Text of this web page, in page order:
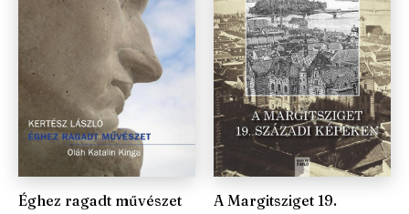
Éghez ragadt művészet
A Margitsziget 19.